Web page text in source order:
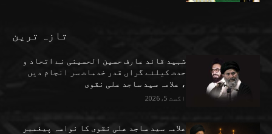
تازہ ترین
شہید قائد عارف حسین الحسینی نے اتحاد و
حدت کیلئے گراں قدر خدمات سر انجام دیں
، علامہ سید ساجد علی نقوی
اگست 5, 2026
علامہ سید ساجد علی نقوی کا نواسہ پیغمبر